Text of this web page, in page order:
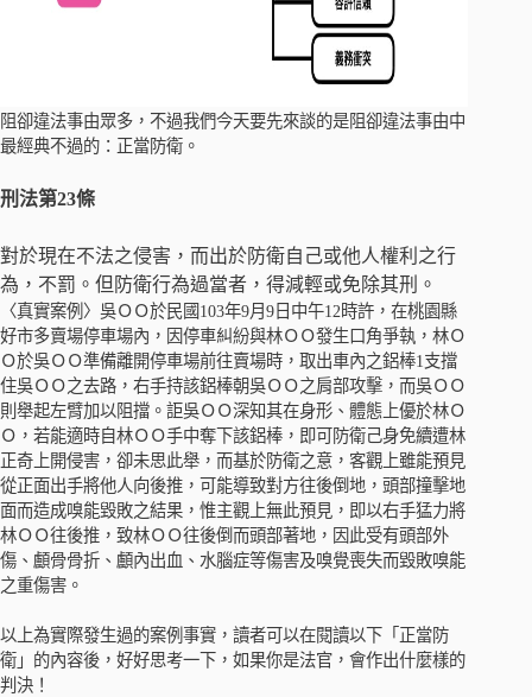
阻卻違法事由眾多，不過我們今天要先來談的是阻卻違法事由中
最經典不過的：正當防衛。
刑法第23條
對於現在不法之侵害，而出於防衛自己或他人權利之行
為，不罰。但防衛行為過當者，得減輕或免除其刑。
〈真實案例〉吳ＯＯ於民國103年9月9日中午12時許，在桃園縣
好市多賣場停車場內，因停車糾紛與林ＯＯ發生口角爭執，林Ｏ
Ｏ於吳ＯＯ準備離開停車場前往賣場時，取出車內之鋁棒1支擋
住吳ＯＯ之去路，右手持該鋁棒朝吳ＯＯ之肩部攻擊，而吳ＯＯ
則舉起左臂加以阻擋。詎吳ＯＯ深知其在身形、體態上優於林Ｏ
Ｏ，若能適時自林ＯＯ手中奪下該鋁棒，即可防衛己身免續遭林
正奇上開侵害，卻未思此舉，而基於防衛之意，客觀上雖能預見
從正面出手將他人向後推，可能導致對方往後倒地，頭部撞擊地
面而造成嗅能毀敗之結果，惟主觀上無此預見，即以右手猛力將
林ＯＯ往後推，致林ＯＯ往後倒而頭部著地，因此受有頭部外
傷、顱骨骨折、顱內出血、水腦症等傷害及嗅覺喪失而毀敗嗅能
之重傷害。
以上為實際發生過的案例事實，讀者可以在閱讀以下「正當防
衛」的內容後，好好思考一下，如果你是法官，會作出什麼樣的
判決！